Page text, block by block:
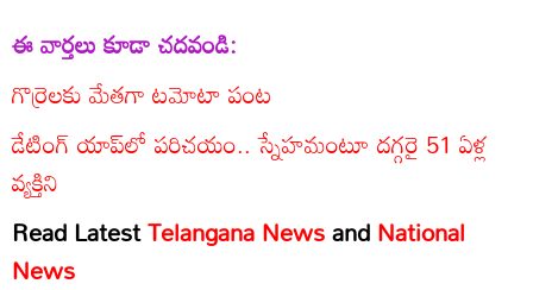
ఈ వార్తలు కూడా చదవండి:
గొర్రెలకు మేతగా టమోటా పంట
డేటింగ్ యాప్‌లో పరిచయం.. స్నేహమంటూ దగ్గరై 51 ఏళ్ల
వ్యక్తిని
Read LatestTelangana NewsandNational
News